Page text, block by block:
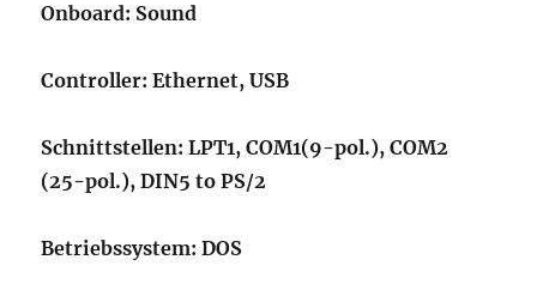
Onboard: Sound
Controller: Ethernet, USB
Schnittstellen: LPT1, COM1(9-pol.), COM2
(25-pol.), DIN5 to PS/2
Betriebssystem: DOS